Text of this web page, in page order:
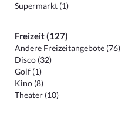
Supermarkt (1)
Freizeit (127)
Andere Freizeitangebote (76)
Disco (32)
Golf (1)
Kino (8)
Theater (10)